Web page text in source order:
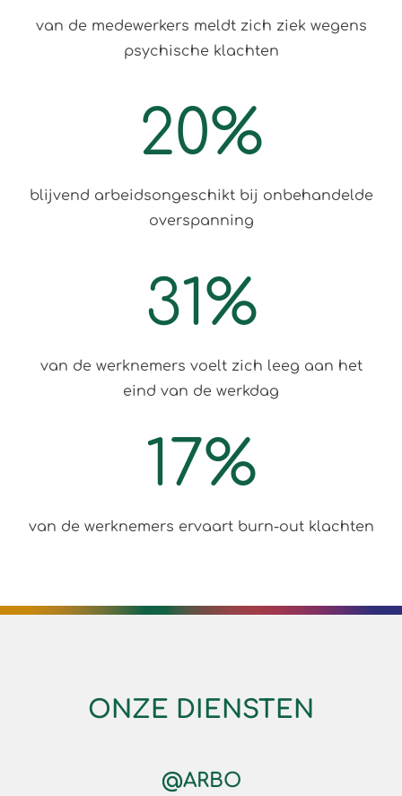
van de medewerkers meldt zich ziek wegens
psychische klachten
20%
blijvend arbeidsongeschikt bij onbehandelde
overspanning
31%
van de werknemers voelt zich leeg aan het
eind van de werkdag
17%
van de werknemers ervaart burn-out klachten
ONZE DIENSTEN
@ARBO